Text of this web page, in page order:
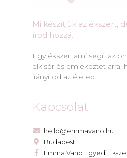
Mi készítjük az ékszert,
írod hozzá.​
Egy ékszer, ami segít az
elkísér és emlékeztet arra,
irányítod az életed.
Kapcsolat
hello@emmavano.hu
Budapest
Emma Vano Egyedi